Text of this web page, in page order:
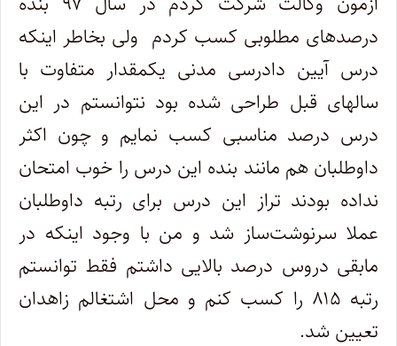
درصدهای مطلوبی کسب کردم ولی بخاطر اینکه
درس آیین دادرسی مدنی یکمقدار متفاوت با
سالهای قبل طراحی شده بود نتوانستم در این
درس درصد مناسبی کسب نمایم و چون اکثر
داوطلبان هم مانند بنده این درس را خوب امتحان
نداده بودند تراز این درس برای رتبه داوطلبان
عملا سرنوشت‌ساز شد و من با وجود اینکه در
مابقی دروس درصد بالایی داشتم فقط توانستم
رتبه ۸۱۵ را کسب کنم و محل اشتغالم زاهدان
تعیین شد.